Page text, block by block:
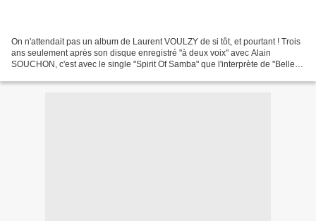
On n'attendait pas un album de Laurent VOULZY de si tôt, et pourtant ! Trois
ans seulement après son disque enregistré "à deux voix" avec Alain
SOUCHON, c'est avec le single "Spirit Of Samba" que l'interprète de "Belle-